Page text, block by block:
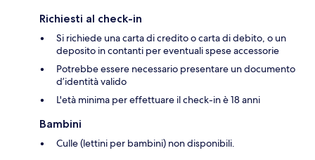
Richiesti al check-in
Si richiede una carta di credito o carta di debito, o un
deposito in contanti per eventuali spese accessorie
Potrebbe essere necessario presentare un documento
d’identità valido
L'età minima per effettuare il check-in è 18 anni
Bambini
Culle (lettini per bambini) non disponibili.